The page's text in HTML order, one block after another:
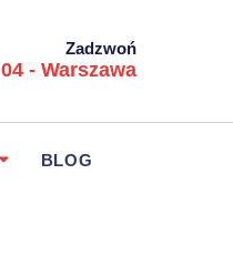
Zadzwoń
- Warszawa
BLOG